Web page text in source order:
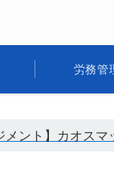
労務管
メント】カオス